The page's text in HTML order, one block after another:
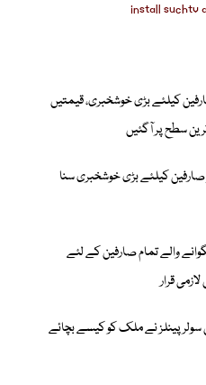
کیلئے بڑی خوشخبری، قیمتیں
سطح پر آگئیں
صارفین کیلئے بڑی خوشخبری سنا
والے تمام صارفین کے لئے
قرار
سولر پینلز نے ملک کو کیسے بچائے